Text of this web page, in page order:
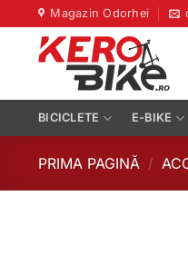
to
content
Magazin Odorhei
BICICLETE E-BIKE
PRIMA PAGINĂ /